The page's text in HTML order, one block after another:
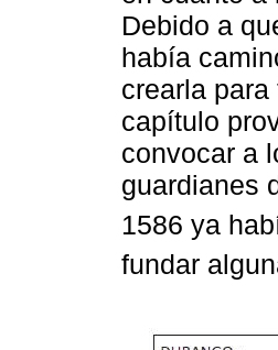
Debido a
había
crearla
capítulo
convocar a
guardianes
1586 ya
fundar